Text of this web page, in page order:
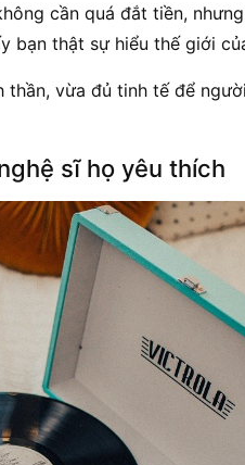
cần quá đắt tiền,
bạn thật sự hiểu thế giới
vừa đủ tinh tế để
sĩ họ yêu thích